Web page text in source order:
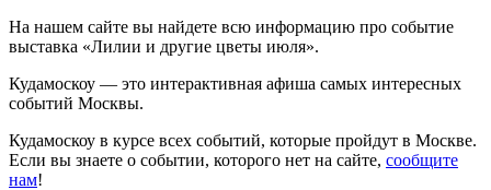
На нашем сайте вы найдете всю информацию про событие
выставка «Лилии и другие цветы июля».
Кудамоскоу — это интерактивная афиша самых интересных
событий Москвы.
Кудамоскоу в курсе всех событий, которые пройдут в Москве.
Если вы знаете о событии, которого нет на сайте, сообщите
нам!